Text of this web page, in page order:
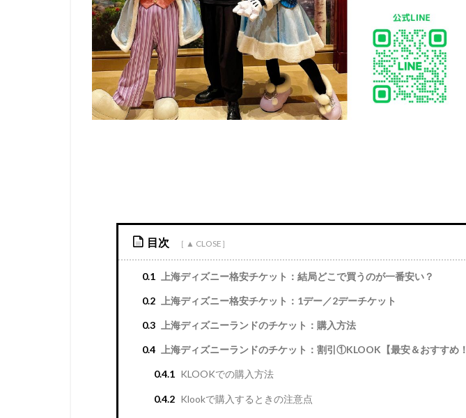
目次
0.1 上海ディズニー格安チケット：結局どこで買うのが一番安い？
0.2 上海ディズニー格安チケット：1デー／2デーチケット
0.3 上海ディズニーランドのチケット：購入方法
0.4 上海ディズニーランドのチケット：割引①KLOOK【最安＆おすすめ！
0.4.1 KLOOKでの購入方法
0.4.2 Klookで購入するときの注意点